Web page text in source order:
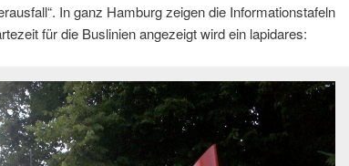
In ganz Hamburg zeigen die Informationstafeln
für die Buslinien angezeigt wird ein lapidares: